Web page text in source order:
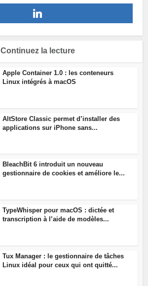
Continuez la lecture
Apple Container 1.0 : les conteneurs
Linux intégrés à macOS
AltStore Classic permet d’installer des
applications sur iPhone sans...
BleachBit 6 introduit un nouveau
gestionnaire de cookies et améliore le...
TypeWhisper pour macOS : dictée et
transcription à l’aide de modèles...
Tux Manager : le gestionnaire de tâches
Linux idéal pour ceux qui ont quitté...